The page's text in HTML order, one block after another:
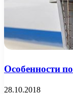
Особенности
28.10.2018